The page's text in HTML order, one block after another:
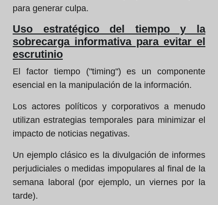
para generar culpa.
Uso estratégico del tiempo y la
sobrecarga informativa para evitar el
escrutinio
El factor tiempo ("timing") es un componente
esencial en la manipulación de la información.
Los actores políticos y corporativos a menudo
utilizan estrategias temporales para minimizar el
impacto de noticias negativas.
Un ejemplo clásico es la divulgación de informes
perjudiciales o medidas impopulares al final de la
semana laboral (por ejemplo, un viernes por la
tarde).